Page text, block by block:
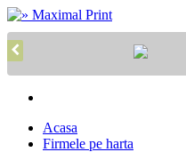
Acasa
Firmele pe harta